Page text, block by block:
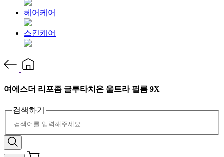
헤어케어
스킨케어
여에스더 리포좀 글루타치온 울트라 필름 9X
검색하기